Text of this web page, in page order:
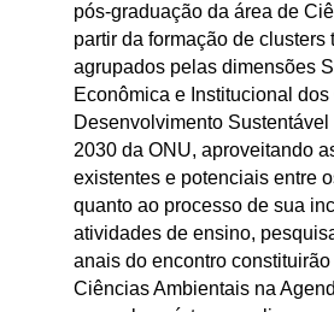
pós-graduação da área de
partir da formação de clusters
agrupados pelas dimensões
Econômica e Institucional
Desenvolvimento
2030 da ONU, aproveitando
existentes e potenciais entre
quanto ao processo de sua
atividades de ensino,
anais do encontro constituirão
Ciências Ambientais na